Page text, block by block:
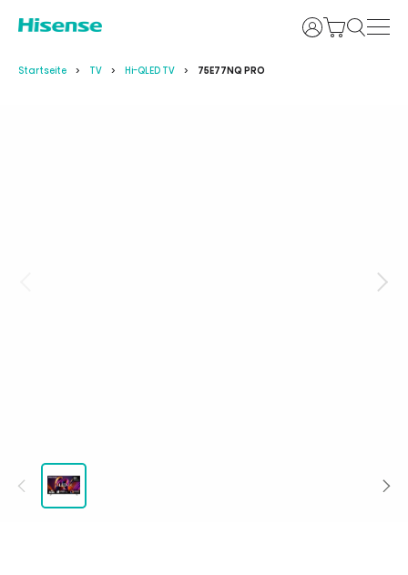
Anmelden
Startseite TV Hi-QLED TV 75E77NQ PRO